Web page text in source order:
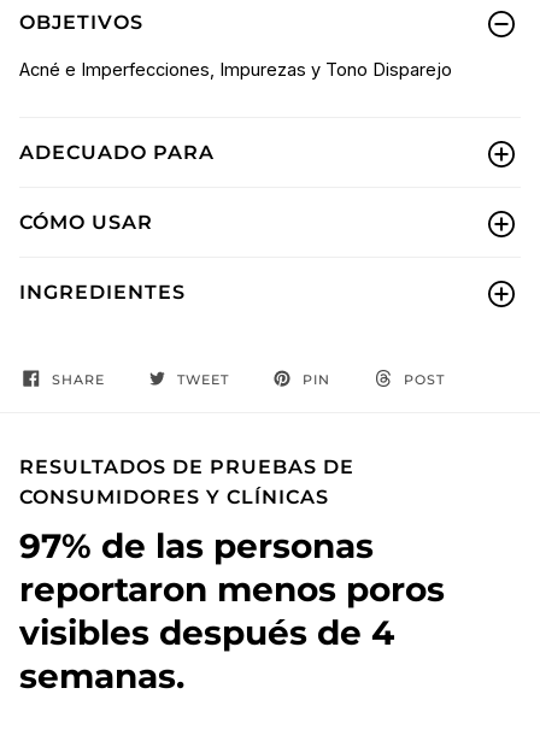
OBJETIVOS
Acné e Imperfecciones, Impurezas y Tono Disparejo
ADECUADO PARA
CÓMO USAR
INGREDIENTES
SHARE TWEET PIN POST
RESULTADOS DE PRUEBAS DE
CONSUMIDORES Y CLÍNICAS
97% de las personas
reportaron menos poros
visibles después de 4
semanas.